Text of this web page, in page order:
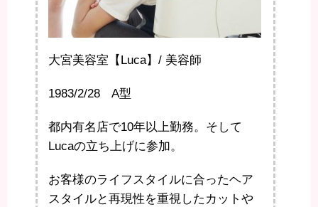
大宮美容室【Luca】/ 美容師
1983/2/28 A型
都内有名店で10年以上勤務。そして
Lucaの立ち上げに参加。
お客様のライフスタイルに合ったヘア
スタイルと再現性を重視したカットや